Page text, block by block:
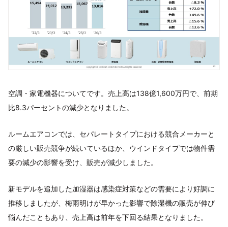
空調・家電機器についてです。売上高は138億1,600万円で、前期
比8.3パーセントの減少となりました。
ルームエアコンでは、セパレートタイプにおける競合メーカーと
の厳しい販売競争が続いているほか、ウインドタイプでは物件需
要の減少の影響を受け、販売が減少しました。
新モデルを追加した加湿器は感染症対策などの需要により好調に
推移しましたが、梅雨明けが早かった影響で除湿機の販売が伸び
悩んだこともあり、売上高は前年を下回る結果となりました。